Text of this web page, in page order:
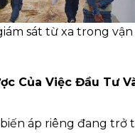
sát từ xa trong
Của Việc Đầu Tư
áp riêng đang trở